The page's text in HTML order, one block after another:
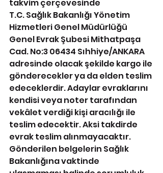
takvim çerçevesinde
T.C. Sağlık Bakanlığı Yönetim
Hizmetleri Genel Müdürlüğü
Genel Evrak Şubesi Mithatpaşa
Cad. No:3 06434 Sıhhiye/ANKARA
adresinde olacak şekilde kargo ile
gönderecekler ya da elden teslim
edeceklerdir. Adaylar evraklarını
kendisi veya noter tarafından
vekâlet verdiği kişi aracılığı ile
teslim edecektir. Aksi takdirde
evrak teslim alınmayacaktır.
Gönderilen belgelerin Sağlık
Bakanlığına vaktinde